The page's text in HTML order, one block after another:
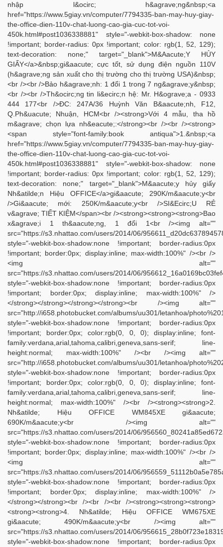
nhập l&ocirc; h&agrave;ng&nbsp;<a
href="https://www.5giay.vn/computer/7794335-ban-may-huy-giay-
the-office-dien-110v-chat-luong-cao-gia-cuc-tot-voi-
450k.html#post1036338881" style="-webkit-box-shadow: none
!important; border-radius: 0px !important; color: rgb(1, 52, 129);
text-decoration: none;" target="_blank">M&Aacute;Y HỦY
GIẤY</a>&nbsp;gi&aacute; cực tốt, sử dụng điện nguồn 110V
(h&agrave;ng sản xuất cho thị trường cho thị trường USA)&nbsp;
<br /><br />Bảo h&agrave;nh: 1 đổi 1 trong 7 ng&agrave;y&nbsp;
<br /><br />Th&ocirc;ng tin li&ecirc;n hệ: Mr. H&ograve;a - 0933
444 177<br />ĐC: 247A/36 Huỳnh Văn B&aacute;nh, F12,
Q.Ph&uacute; Nhuận, HCM<br /><strong>Với 4 mẫu, tha hồ
m&agrave; chọn lựa nh&eacute;:</strong><br /><br /><strong>
<span style="font-family:book antiqua">1.&nbsp;<a
href="https://www.5giay.vn/computer/7794335-ban-may-huy-giay-
the-office-dien-110v-chat-luong-cao-gia-cuc-tot-voi-
450k.html#post1036338881" style="-webkit-box-shadow: none
!important; border-radius: 0px !important; color: rgb(1, 52, 129);
text-decoration: none;" target="_blank">M&aacute;y hủy giấy
Nh&atilde;n Hiệu OFFICE</a>gi&aacute; 290K/m&aacute;y<br
/>Gi&aacute; mới: 250K/m&aacute;y<br />SI&Ecirc;U RẺ
v&agrave; TIẾT KIỆM</span><br /><strong><strong><strong>Bao
x&agrave;i 1 th&aacute;ng, 1 đổi 1<br /><img alt=""
src="https://s3.nhattao.com/users/2014/06/
style="-webkit-box-shadow:none !important; border-radius:0px
!important; border:0px; display:inline; max-width:100%" /><br />
<img alt=""
src="https://s3.nhattao.com/users/2014/06/
style="-webkit-box-shadow:none !important; border-radius:0px
!important; border:0px; display:inline; max-width:100%" />
</strong></strong></strong></strong><br /><img alt=""
src="http://i658.photobucket.com/albums/uu301/letanhoa/
style="-webkit-box-shadow:none !important; border-radius:0px
!important; border:0px; color:rgb(0, 0, 0); display:inline; font-
family:verdana,arial,tahoma,calibri,geneva,sans-serif; line-
height:normal; max-width:100%" /><br /><img alt=""
src="http://i658.photobucket.com/albums/uu301/letanhoa/
style="-webkit-box-shadow:none !important; border-radius:0px
!important; border:0px; color:rgb(0, 0, 0); display:inline; font-
family:verdana,arial,tahoma,calibri,geneva,sans-serif; line-
height:normal; max-width:100%" /><br /><strong><strong>2.
Nh&atilde; Hiệu OFFICE WM845XE gi&aacute;
690K/m&aacute;y<br /><img alt=""
src="https://s3.nhattao.com/users/2014/06/
style="-webkit-box-shadow:none !important; border-radius:0px
!important; border:0px; display:inline; max-width:100%" /><br />
<img alt=""
src="https://s3.nhattao.com/users/2014/06/
style="-webkit-box-shadow:none !important; border-radius:0px
!important; border:0px; display:inline; max-width:100%" />
</strong></strong><br /><br /><br /><strong><strong><strong>
<strong><strong>4. Nh&atilde; Hiệu OFFICE WM675XE
gi&aacute; 490K/m&aacute;y<br /><img alt=""
src="https://s3.nhattao.com/users/2014/06/
style="-webkit-box-shadow:none !important; border-radius:0px